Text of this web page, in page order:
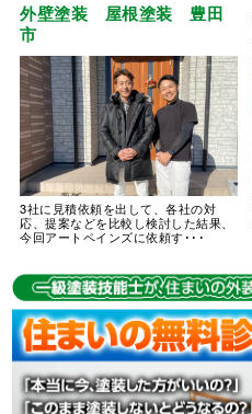
外壁塗装 屋根塗装 豊田
市
3社に見積依頼を出して、各社の対
応、提案などを比較し検討した結果、
今回アートペインズに依頼す･･･